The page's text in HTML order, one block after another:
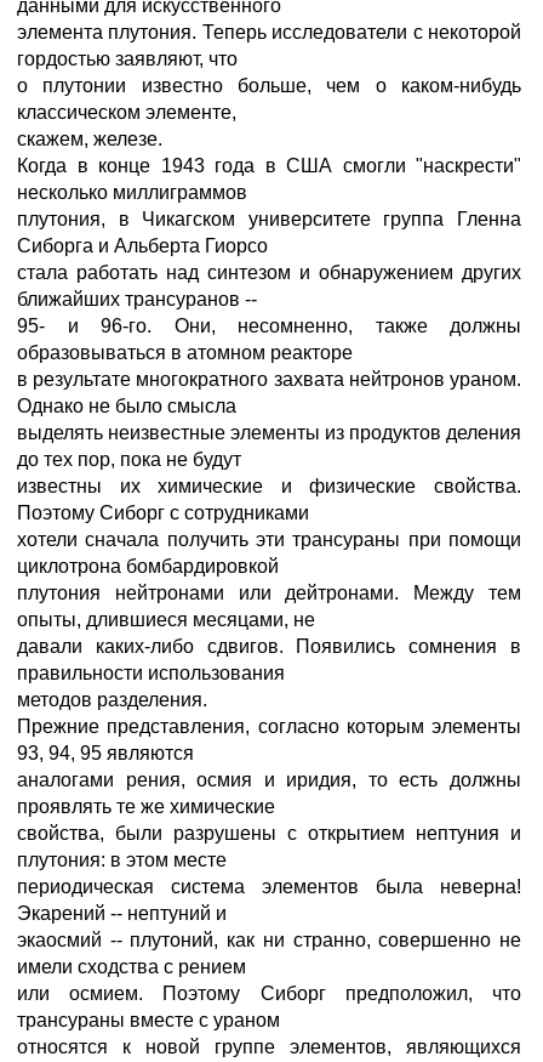
данными для искусственного
элемента плутония. Теперь исследователи с некоторой
гордостью заявляют, что
о плутонии известно больше, чем о каком-нибудь
классическом элементе,
скажем, железе.
Когда в конце 1943 года в США смогли "наскрести"
несколько миллиграммов
плутония, в Чикагском университете группа Гленна
Сиборга и Альберта Гиорсо
стала работать над синтезом и обнаружением других
ближайших трансуранов --
95- и 96-го. Они, несомненно, также должны
образовываться в атомном реакторе
в результате многократного захвата нейтронов ураном.
Однако не было смысла
выделять неизвестные элементы из продуктов деления
до тех пор, пока не будут
известны их химические и физические свойства.
Поэтому Сиборг с сотрудниками
хотели сначала получить эти трансураны при помощи
циклотрона бомбардировкой
плутония нейтронами или дейтронами. Между тем
опыты, длившиеся месяцами, не
давали каких-либо сдвигов. Появились сомнения в
правильности использования
методов разделения.
Прежние представления, согласно которым элементы
93, 94, 95 являются
аналогами рения, осмия и иридия, то есть должны
проявлять те же химические
свойства, были разрушены с открытием нептуния и
плутония: в этом месте
периодическая система элементов была неверна!
Экарений -- нептуний и
экаосмий -- плутоний, как ни странно, совершенно не
имели сходства с рением
или осмием. Поэтому Сиборг предположил, что
трансураны вместе с ураном
относятся к новой группе элементов, являющихся